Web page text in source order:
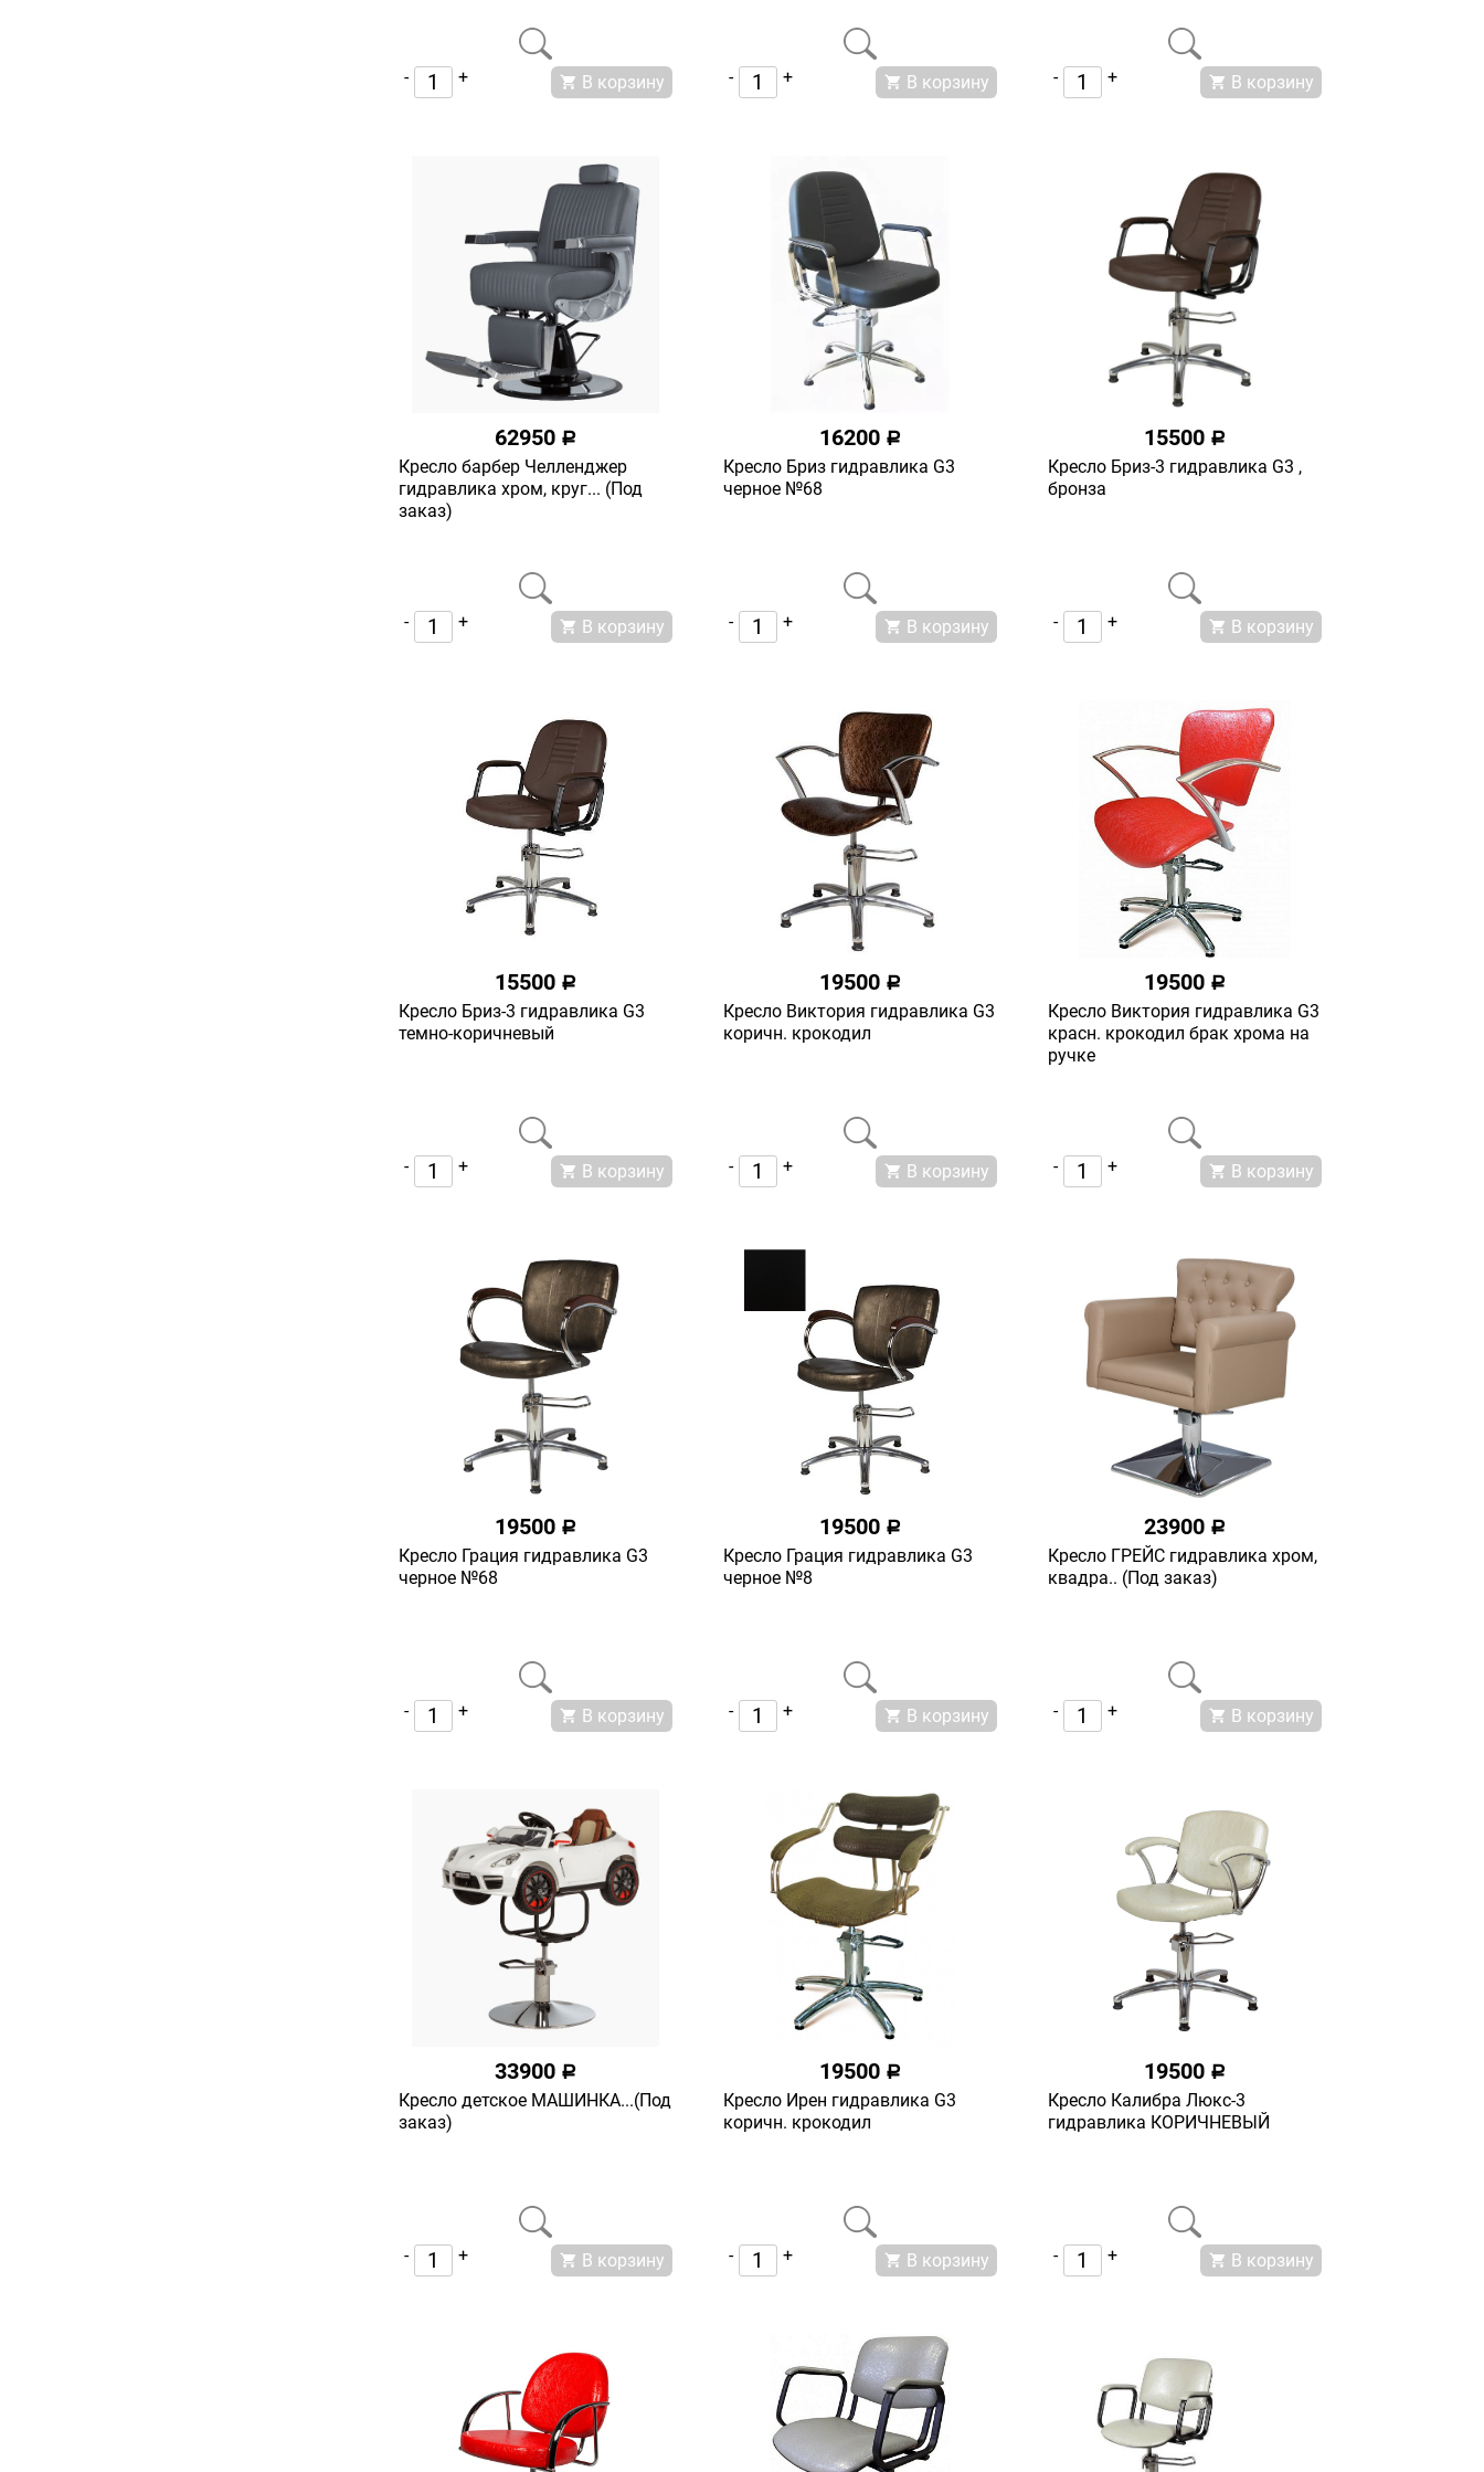
- + В корзину - + В корзину - + В корзину
62950 a
Кресло барбер Челленджер
гидравлика хром, круг... (Под
заказ)
- + В корзину
16200 a
Кресло Бриз гидравлика G3
черное №68
- + В корзину
15500 a
Кресло Бриз-3 гидравлика G3 ,
бронза
- + В корзину
15500 a
Кресло Бриз-3 гидравлика G3
темно-коричневый
- + В корзину
19500 a
Кресло Виктория гидравлика G3
коричн. крокодил
- + В корзину
19500 a
Кресло Виктория гидравлика G3
красн. крокодил брак хрома на
ручке
- + В корзину
19500 a
Кресло Грация гидравлика G3
черное №68
- + В корзину
19500 a
Кресло Грация гидравлика G3
черное №8
- + В корзину
23900 a
Кресло ГРЕЙС гидравлика хром,
квадра.. (Под заказ)
- + В корзину
33900 a
Кресло детское МАШИНКА...(Под
заказ)
- + В корзину
19500 a
Кресло Ирен гидравлика G3
коричн. крокодил
- + В корзину
19500 a
Кресло Калибра Люкс-3
гидравлика КОРИЧНЕВЫЙ
- + В корзину